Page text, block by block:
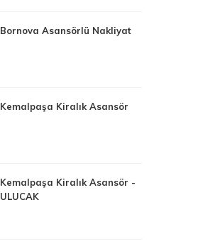
Bornova Asansörlü Nakliyat
Kemalpaşa Kiralık Asansör
Kemalpaşa Kiralık Asansör -
ULUCAK